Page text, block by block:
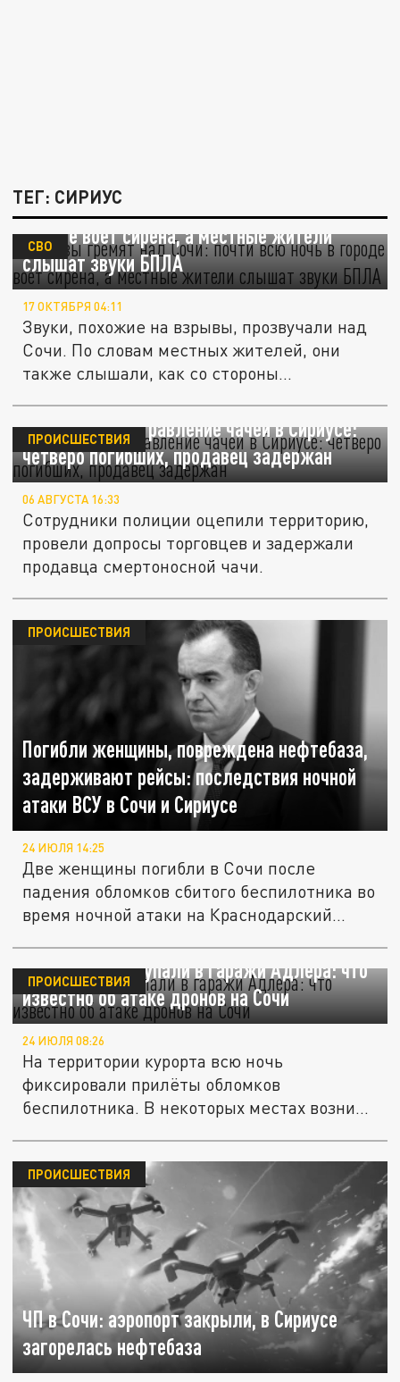
ТЕГ: СИРИУС
Взрывы гремят над Сочи: почти всю ночь в
городе воет сирена, а местные жители
слышат звуки БПЛА
СВО
17 ОКТЯБРЯ 04:11
Звуки, похожие на взрывы, прозвучали над
Сочи. По словам местных жителей, они
также слышали, как со стороны...
Смертельное отравление чачей в Сириусе:
четверо погибших, продавец задержан
ПРОИСШЕСТВИЯ
06 АВГУСТА 16:33
Сотрудники полиции оцепили территорию,
провели допросы торговцев и задержали
продавца смертоносной чачи.
Погибли женщины, повреждена нефтебаза,
задерживают рейсы: последствия ночной
атаки ВСУ в Сочи и Сириусе
ПРОИСШЕСТВИЯ
24 ИЮЛЯ 14:25
Две женщины погибли в Сочи после
падения обломков сбитого беспилотника во
время ночной атаки на Краснодарский...
Обломки БПЛА упали в гаражи Адлера: что
известно об атаке дронов на Сочи
ПРОИСШЕСТВИЯ
24 ИЮЛЯ 08:26
На территории курорта всю ночь
фиксировали прилёты обломков
беспилотника. В некоторых местах возник
ЧП в Сочи: аэропорт закрыли, в Сириусе
загорелась нефтебаза
ПРОИСШЕСТВИЯ